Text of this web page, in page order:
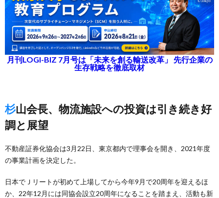
月刊LOGI-BIZ 7月号は「未来を創る輸送改革」 先行企業の
生存戦略を徹底取材
杉山会長、物流施設への投資は引き続き好
調と展望
不動産証券化協会は3月22日、東京都内で理事会を開き、2021年度
の事業計画を決定した。
日本でＪリートが初めて上場してから今年9月で20周年を迎えるほ
か、22年12月には同協会設立20周年になることを踏まえ、活動も新